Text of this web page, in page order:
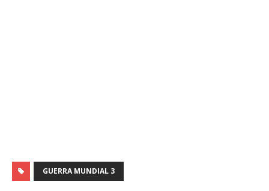
GUERRA MUNDIAL 3